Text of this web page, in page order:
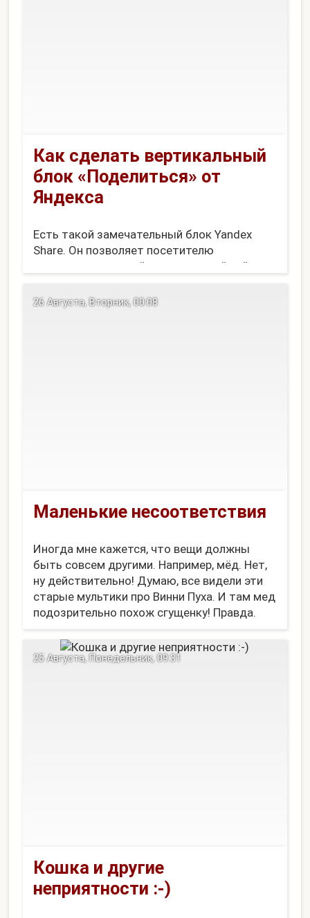
Как сделать вертикальный
блок «Поделиться» от
Яндекса
Есть такой замечательный блок Yandex
Share. Он позволяет посетителю
поделиться статьей или страницей сайта в
нему счетчики репостов (на данный
Маленькие несоответствия
Иногда мне кажется, что вещи должны
быть совсем другими. Например, мёд. Нет,
ну действительно! Думаю, все видели эти
старые мультики про Винни Пуха. И там мед
подозрительно похож сгущенку! Правда.
Его даже рисовали таким же цветом. Так
вот, с тех самых пор я люблю сгущенку и не
так люблю мед. То...
26 Августа, Вторник, 00:08
Кошка и другие
неприятности :-)
25 Августа, Понедельник, 09:31